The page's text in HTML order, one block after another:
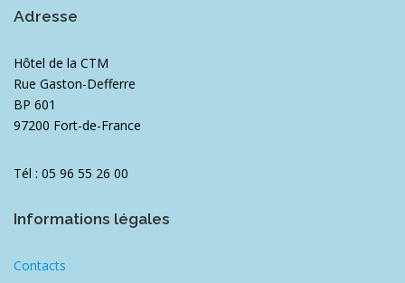
Adresse
Hôtel de la CTM
Rue Gaston-Defferre
BP 601
97200 Fort-de-France
Tél : 05 96 55 26 00
Informations légales
Contacts